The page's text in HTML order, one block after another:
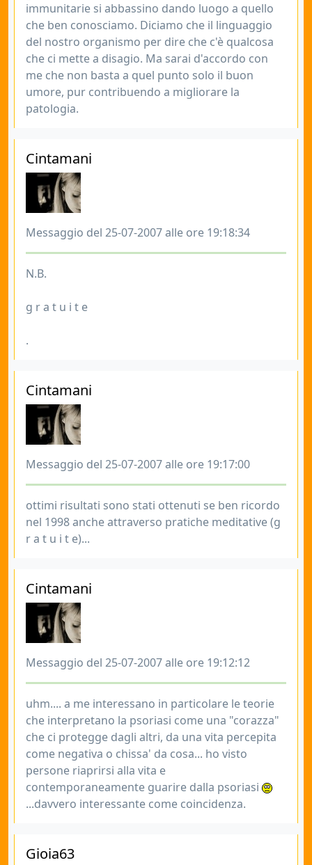
immunitarie si abbassino dando luogo a quello
che ben conosciamo. Diciamo che il linguaggio
del nostro organismo per dire che c'è qualcosa
che ci mette a disagio. Ma sarai d'accordo con
me che non basta a quel punto solo il buon
umore, pur contribuendo a migliorare la
patologia.
Cintamani
Messaggio del 25-07-2007 alle ore 19:18:34
N.B.
g r a t u i t e
.
Cintamani
Messaggio del 25-07-2007 alle ore 19:17:00
ottimi risultati sono stati ottenuti se ben ricordo
nel 1998 anche attraverso pratiche meditative (g
r a t u i t e)...
Cintamani
Messaggio del 25-07-2007 alle ore 19:12:12
uhm.... a me interessano in particolare le teorie
che interpretano la psoriasi come una "corazza"
che ci protegge dagli altri, da una vita percepita
come negativa o chissa' da cosa... ho visto
persone riaprirsi alla vita e
contemporaneamente guarire dalla psoriasi
...davvero interessante come coincidenza.
Gioia63